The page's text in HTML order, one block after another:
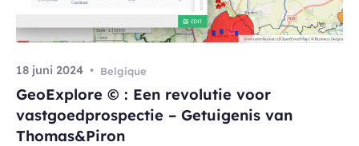
GeoExplore © : Een revolutie voor
vastgoedprospectie – Getuigenis van
Thomas&Piron
18 juni 2024 Belgique